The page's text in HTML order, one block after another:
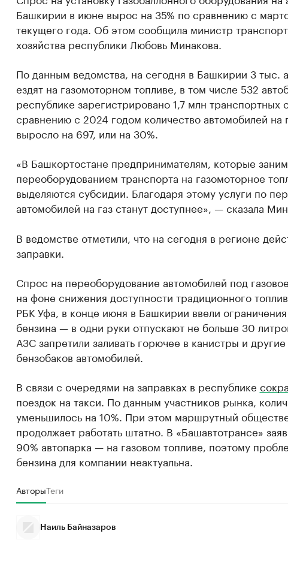
Башкирии в июне вырос на 35% по сравнению с
текущего года. Об этом сообщила министр
хозяйства республики Любовь Минакова.
По данным ведомства, на сегодня в Башкирии 3 тыс.
ездят на газомоторном топливе, в том числе 532
республике зарегистрировано 1,7 млн транспортных
сравнению с 2024 годом количество автомобилей на
выросло на 697, или на 30%.
«В Башкортостане предпринимателям, которые
переоборудованием транспорта на газомоторное
выделяются субсидии. Благодаря этому услуги по
автомобилей на газ станут доступнее», — сказала
В ведомстве отметили, что на сегодня в регионе
заправки.
Спрос на переоборудование автомобилей под
на фоне снижения доступности традиционного
РБК Уфа, в конце июня в Башкирии ввели
бензина — в одни руки отпускают не больше 30
АЗС запретили заливать горючее в канистры и
бензобаков автомобилей.
В связи с очередями на заправках в республике
поездок на такси. По данным участников рынка,
уменьшилось на 10%. При этом маршрутный
продолжает работать штатно. В «Башавтотрансе»
90% автопарка — на газовом топливе, поэтому
бензина для компании неактуальна.
АвторыТеги
Наиль Байназаров